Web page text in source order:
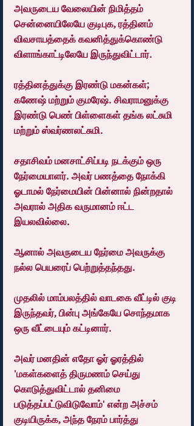
அவருடைய வேலையின் நிமித்தம்
சென்னையிலேயே குடிபுக, ரத்தினம்
விவசாயத்தைக் கவனித்துக்கொண்டு
விளாங்காட்டிலேயே இருந்துவிட்டார்.
ரத்தினத்துக்கு இரண்டு மகன்கள்;
கணேஷ் மற்றும் குமரேஷ். சிவராமனுக்கு
இரண்டு பெண் பிள்ளைகள் தங்க லட்சுமி
மற்றும் ஸ்வர்ணலட்சுமி.
சதாசிவம் மனசாட்சிப்படி நடக்கும் ஒரு
நேர்மையாளர். அவர் பணத்தை நோக்கி
ஓடாமல் நேர்மையின் பின்னால் நின்றதால்
அவரால் அதிக வருமானம் ஈட்ட
இயலவில்லை.
ஆனால் அவருடைய நேர்மை அவருக்கு
நல்ல பெயரைப் பெற்றுத்தந்தது.
முதலில் மாம்பலத்தில் வாடகை வீட்டில் குடி
இருந்தவர், பின்பு அங்கேயே சொந்தமாக
ஒரு வீட்டையும் கட்டினார்.
அவர் மனதின் எதோ ஓர் ஓரத்தில்
'மகள்களைத் திருமணம் செய்து
கொடுத்துவிட்டால் தனிமை
படுத்தப்பட்டுவிடுவோம்' என்ற அச்சம்
குடியிருக்க, அந்த நேரம் பார்த்து